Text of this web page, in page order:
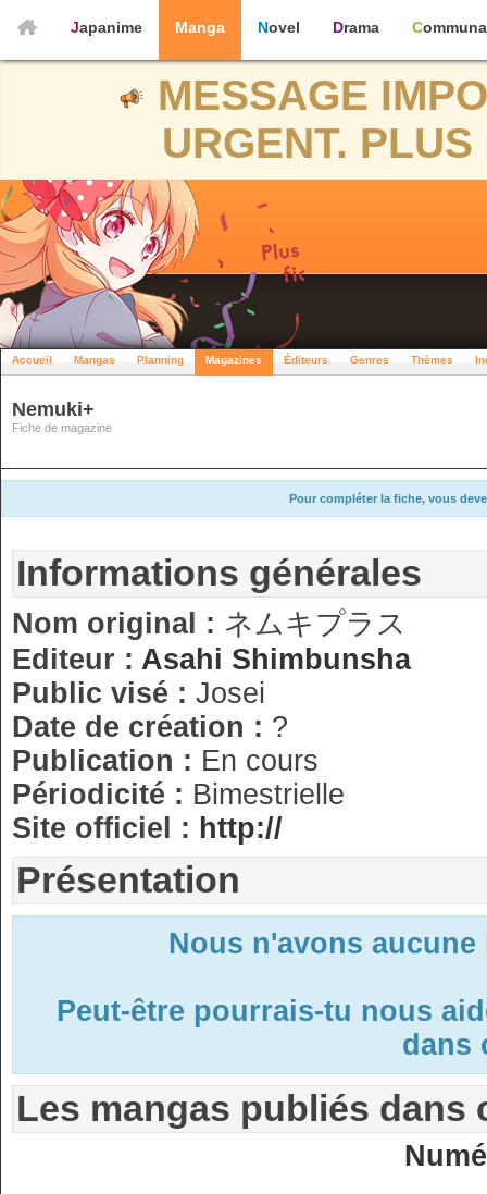
Japanime Manga Novel Drama
MESSAGE
URGENT.
Accueil Mangas Planning Magazines Éditeurs Genres Thèmes
Nemuki+
Fiche de magazine
Pour compléter la fiche, vous
Informations générales
Nom original : ネムキプラス
Editeur : Asahi Shimbunsha
Public visé : Josei
Date de création : ?
Publication : En cours
Périodicité : Bimestrielle
Site officiel : http://
Présentation
Nous n'avons
Peut-être pourrais-tu nous
dans
Les mangas publiés dans